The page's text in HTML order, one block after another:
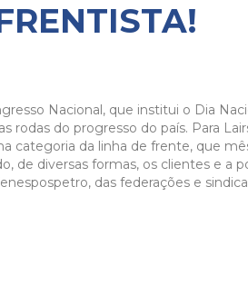
Nacional, que institui o Dia
do progresso do país. Para
categoria da linha de frente, que
de diversas formas, os clientes e a
das federações e